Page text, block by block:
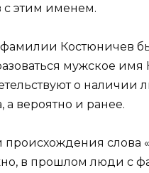
с этим именем.
Костюничев
мужское
о наличии
а вероятно и ранее.
слова
в прошлом люди с